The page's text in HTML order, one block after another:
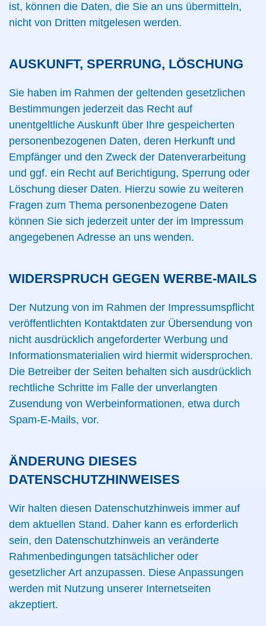
ist, können die Daten, die Sie an uns übermitteln,
nicht von Dritten mitgelesen werden.
AUSKUNFT, SPERRUNG, LÖSCHUNG
Sie haben im Rahmen der geltenden gesetzlichen
Bestimmungen jederzeit das Recht auf
unentgeltliche Auskunft über Ihre gespeicherten
personenbezogenen Daten, deren Herkunft und
Empfänger und den Zweck der Datenverarbeitung
und ggf. ein Recht auf Berichtigung, Sperrung oder
Löschung dieser Daten. Hierzu sowie zu weiteren
Fragen zum Thema personenbezogene Daten
können Sie sich jederzeit unter der im Impressum
angegebenen Adresse an uns wenden.
WIDERSPRUCH GEGEN WERBE-MAILS
Der Nutzung von im Rahmen der Impressumspflicht
veröffentlichten Kontaktdaten zur Übersendung von
nicht ausdrücklich angeforderter Werbung und
Informationsmaterialien wird hiermit widersprochen.
Die Betreiber der Seiten behalten sich ausdrücklich
rechtliche Schritte im Falle der unverlangten
Zusendung von Werbeinformationen, etwa durch
Spam-E-Mails, vor.
ÄNDERUNG DIESES
DATENSCHUTZHINWEISES
Wir halten diesen Datenschutzhinweis immer auf
dem aktuellen Stand. Daher kann es erforderlich
sein, den Datenschutzhinweis an veränderte
Rahmenbedingungen tatsächlicher oder
gesetzlicher Art anzupassen. Diese Anpassungen
werden mit Nutzung unserer Internetseiten
akzeptiert.